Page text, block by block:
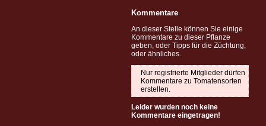
Kommentare
An dieser Stelle können Sie einige
Kommentare zu dieser Pflanze
geben, oder Tipps für die Züchtung,
oder ähnliches.
Nur registrierte Mitglieder dürfen
Kommentare zu Tomatensorten
erstellen.
Leider wurden noch keine
Kommentare eingetragen!